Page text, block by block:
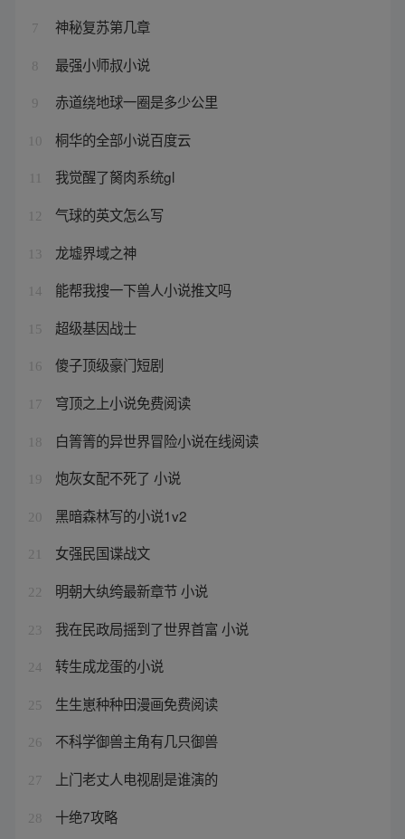
7 神秘复苏第几章
8 最强小师叔小说
9 赤道绕地球一圈是多少公里
10 桐华的全部小说百度云
我觉醒了胬肉系统gl
12 气球的英文怎么写
13 龙墟界域之神
14 能帮我搜一下兽人小说推文吗
15 超级基因战士
16 傻子顶级豪门短剧
17 穹顶之上小说免费阅读
18 白箐箐的异世界冒险小说在线阅读
19 炮灰女配不死了 小说
20 黑暗森林写的小说1v2
21 女强民国谍战文
22 明朝大纨绔最新章节 小说
23 我在民政局摇到了世界首富 小说
24 转生成龙蛋的小说
25 生生崽种种田漫画免费阅读
26 不科学御兽主角有几只御兽
27 上门老丈人电视剧是谁演的
28 十绝7攻略